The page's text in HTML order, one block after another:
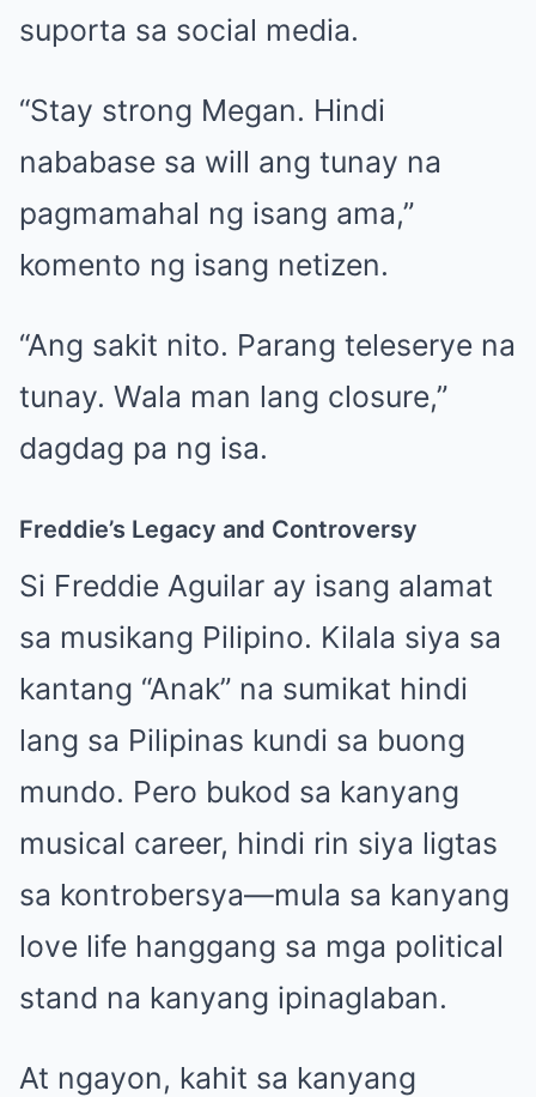
suporta sa social media.
“Stay strong Megan. Hindi
nababase sa will ang tunay na
pagmamahal ng isang ama,”
komento ng isang netizen.
“Ang sakit nito. Parang teleserye na
tunay. Wala man lang closure,”
dagdag pa ng isa.
Freddie’s Legacy and Controversy
Si Freddie Aguilar ay isang alamat
sa musikang Pilipino. Kilala siya sa
kantang “Anak” na sumikat hindi
lang sa Pilipinas kundi sa buong
mundo. Pero bukod sa kanyang
musical career, hindi rin siya ligtas
sa kontrobersya—mula sa kanyang
love life hanggang sa mga political
stand na kanyang ipinaglaban.
At ngayon, kahit sa kanyang